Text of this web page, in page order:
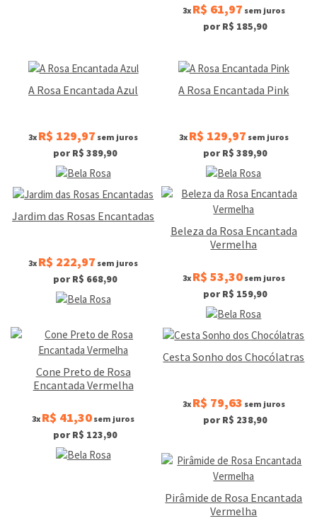
3x R$ 61,97 sem juros
por R$ 185,90
A Rosa Encantada Azul
3x R$ 129,97 sem juros
por R$ 389,90
A Rosa Encantada Pink
3x R$ 129,97 sem juros
por R$ 389,90
Jardim das Rosas Encantadas
3x R$ 222,97 sem juros
por R$ 668,90
Beleza da Rosa Encantada
Vermelha
3x R$ 53,30sem juros
por R$ 159,90
Cone Preto de Rosa
Encantada Vermelha
3x R$ 41,30 sem juros
por R$ 123,90
Cesta Sonho dos Chocólatras
3x R$ 79,63 sem juros
por R$ 238,90
Pirâmide de Rosa Encantada
Vermelha